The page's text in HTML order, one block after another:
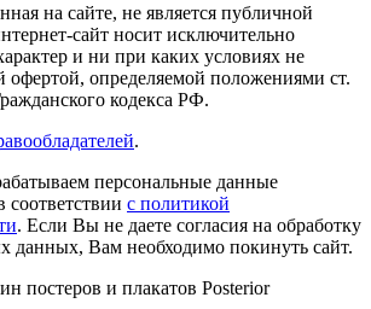
на сайте, не является публичной
сайт носит исключительно
и ни при каких условиях не
офертой, определяемой положениями ст.
кодекса РФ.
.
персональные данные
соответствии с политикой
. Если Вы не даете согласия на обработку
данных, Вам необходимо покинуть сайт.
постеров и плакатов Posterior